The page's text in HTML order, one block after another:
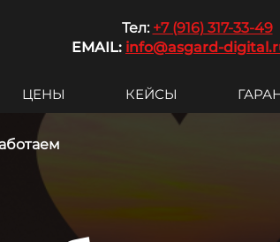
Тел: +7 (916) 317-33-49
EMAIL: info@asgard-
ЦЕНЫ КЕЙСЫ